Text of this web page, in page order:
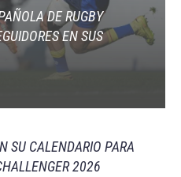
DE RUGBY
EN SUS
SU CALENDARIO PARA
2026